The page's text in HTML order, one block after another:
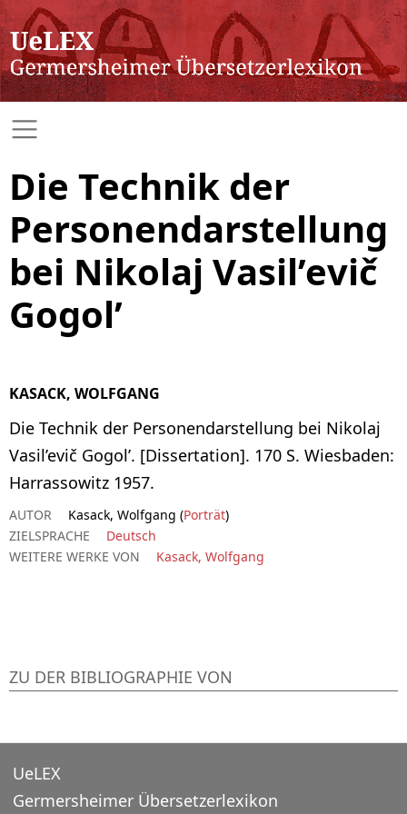
Die Technik der
Personendarstellung
bei Nikolaj Vasil’evič
Gogol’
KASACK, WOLFGANG
Die Technik der Personendarstellung bei Nikolaj
Vasil’evič Gogol’. [Dissertation]. 170 S. Wiesbaden:
Harrassowitz 1957.
AUTOR Kasack, Wolfgang (Porträt)
ZIELSPRACHE
Deutsch
WEITERE WERKE VON
Kasack, Wolfgang
ZU DER BIBLIOGRAPHIE VON
UeLEX
Germersheimer Übersetzerlexikon